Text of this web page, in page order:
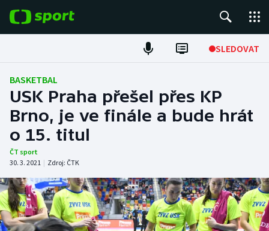
SLEDOVAT
Fotbal
Hokej
Tenis
Atletika
Cyklistika
DALŠÍ SPORTY
BASKETBAL
USK Praha přešel přes KP
Brno, je ve finále a bude hrát
o 15. titul
ČT sport
30. 3. 2021 | Zdroj: ČTK